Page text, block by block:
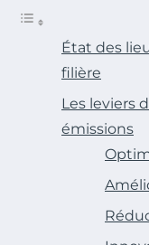
État des
filière
Les leviers
émissions